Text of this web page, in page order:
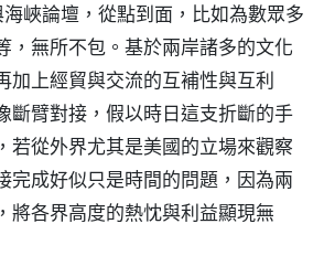
峽論壇，從點到面，比如為數眾多
，無所不包。基於兩岸諸多的文化
加上經貿與交流的互補性與互利
斷臂對接，假以時日這支折斷的手
若從外界尤其是美國的立場來觀察
完成好似只是時間的問題，因為兩
將各界高度的熱忱與利益顯現無